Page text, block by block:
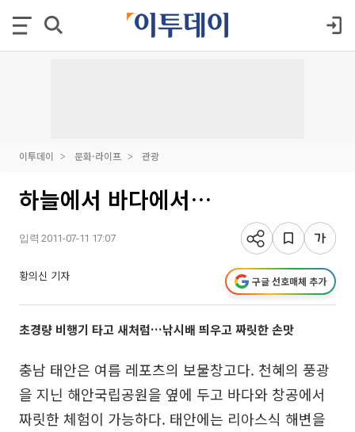
이투데이 문화·라이프 관광
하늘에서 바다에서…
입력 2011-07-11 17:07
황의신 기자 구글 선호매체 추가
초경량 비행기 타고 새처럼…낚시배 띄우고 짜릿한 손맛
충남 태안은 여름 레포츠의 보물창고다. 천혜의 풍광
을 지닌 해안국립공원을 옆에 두고 바다와 창공에서
짜릿한 체험이 가능하다. 태안에는 리아스식 해변을